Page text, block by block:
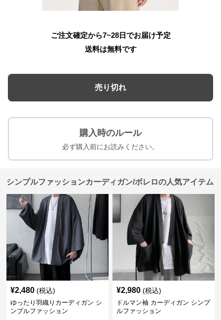
ご注文確定から7~28日でお届け予定
送料は無料です
売り切れ
購入時のルール
必ず購入前にお読みください。
シンプルファッションカーディガン/ボレロの人気アイテム
¥2,480 (税込)
ゆったり羽織りカーディガン シ
ンプルファッション
¥2,980 (税込)
ドルマン袖 カーディガン シンプ
ルファッション